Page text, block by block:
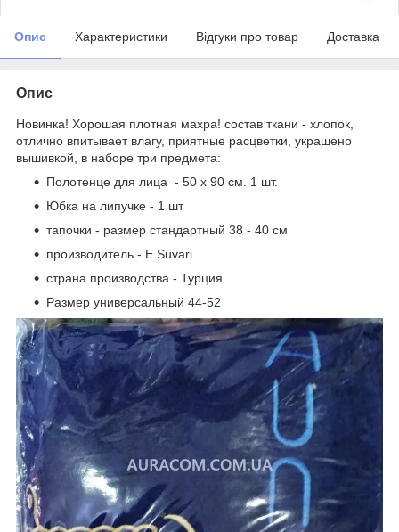
Опис Характеристики Відгуки про товар Доставка
Опис
Новинка! Хорошая плотная махра! состав ткани - хлопок,
отлично впитывает влагу, приятные расцветки, украшено
вышивкой, в наборе три предмета:
Полотенце для лица - 50 х 90 см. 1 шт.
Юбка на липучке - 1 шт
тапочки - размер стандартный 38 - 40 см
производитель - E.Suvari
страна производства - Турция
Размер универсальный 44-52